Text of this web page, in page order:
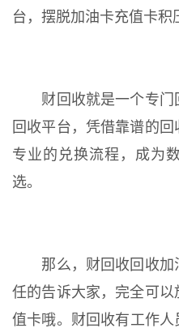
台，摆脱加油卡充值卡积
财回收就是一个专门
回收平台，凭借靠谱的回
专业的兑换流程，成为
选。
那么，财回收回收加
任的告诉大家，完全可
值卡哦。财回收有工作